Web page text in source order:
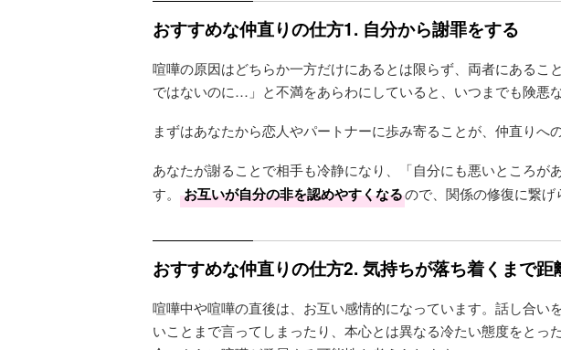
おすすめな仲直りの仕方1. 自分から謝罪をする
喧嘩の原因はどちらか一方だけにあるとは限らず、両者にあるこ
ではないのに…」と不満をあらわにしていると、いつまでも険悪
まずはあなたから恋人やパートナーに歩み寄ることが、仲直りへの
あなたが謝ることで相手も冷静になり、「自分にも悪いところが
す。
お互いが自分の非を認めやすくなるので、関係の修復に繋げ
おすすめな仲直りの仕方2. 気持ちが落ち着くまで距
喧嘩中や喧嘩の直後は、お互い感情的になっています。話し合い
いことまで言ってしまったり、本心とは異なる冷たい態度をとっ